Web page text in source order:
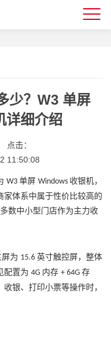
少？W3 单屏
细介绍
点击：
11:50:08
W3单屏Windows 收银机，
家体系中属于性价比较高的
数中小型门店作为主力收
为 15.6英寸触控屏，整体
配置为4G 内存+ 64G存
收银、打印小票等操作时，